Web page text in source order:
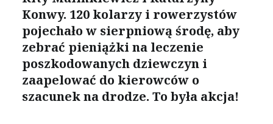
Konwy. 120 kolarzy i rowerzystów
pojechało w sierpniową środę, aby
zebrać pieniążki na leczenie
poszkodowanych dziewczyn i
zaapelować do kierowców o
szacunek na drodze. To była akcja!